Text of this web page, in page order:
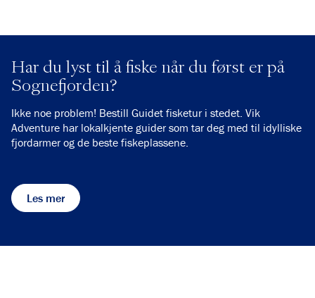
Har du lyst til å fiske når du først er på
Sognefjorden?
Ikke noe problem! Bestill Guidet fisketur i stedet. Vik
Adventure har lokalkjente guider som tar deg med til idylliske
fjordarmer og de beste fiskeplassene.
Les mer